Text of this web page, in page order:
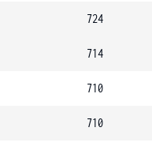
724
714
710
710